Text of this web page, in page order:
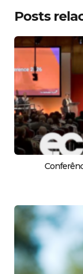
Posts